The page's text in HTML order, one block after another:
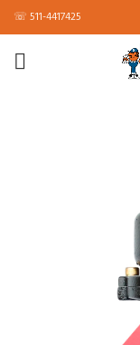
☏ 511-4417425